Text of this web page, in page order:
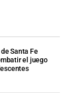
Santa Fe
el juego